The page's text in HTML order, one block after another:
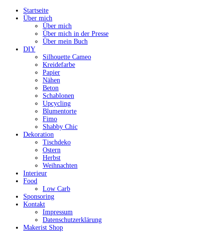
Startseite
Über mich
Über mich
Über mich in der Presse
Über mein Buch
DIY
Silhouette Cameo
Kreidefarbe
Papier
Nähen
Beton
Schablonen
Upcycling
Blumentorte
Fimo
Shabby Chic
Dekoration
Tischdeko
Ostern
Herbst
Weihnachten
Interieur
Food
Low Carb
Sponsoring
Kontakt
Impressum
Datenschutzerklärung
Makerist Shop